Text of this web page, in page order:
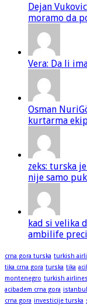
Dejan
moramo da
Vera: Da li
Osman
kurtarma
zeks: turska
nije samo
kad si velika
ambilife
crna gora turska turkish
tika crna gora turska tika
montenegro turkish
acibadem crna gora
crna gora investicije turska